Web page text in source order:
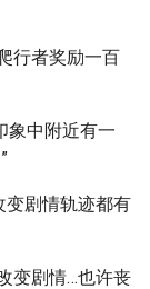
行者奖励一百
象中附近有一
变剧情轨迹都有
变剧情…也许丧